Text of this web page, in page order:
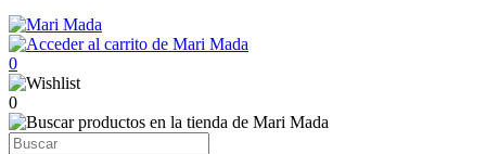
0
0